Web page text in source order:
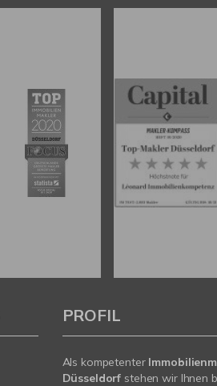
PROFIL
Als kompetenter
Düsseldorf stehen wir Ihnen